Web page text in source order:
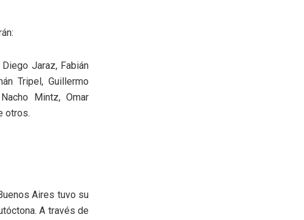
Jaraz, Fabián
Tripel, Guillermo
Mintz, Omar
otros.
Aires tuvo su
A través de